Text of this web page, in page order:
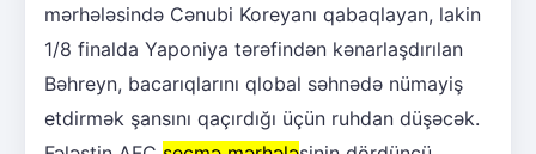
mərhələsində Cənubi Koreyanı qabaqlayan, lakin
1/8 finalda Yaponiya tərəfindən kənarlaşdırılan
Bəhreyn, bacarıqlarını qlobal səhnədə nümayiş
etdirmək şansını qaçırdığı üçün ruhdan düşəcək.